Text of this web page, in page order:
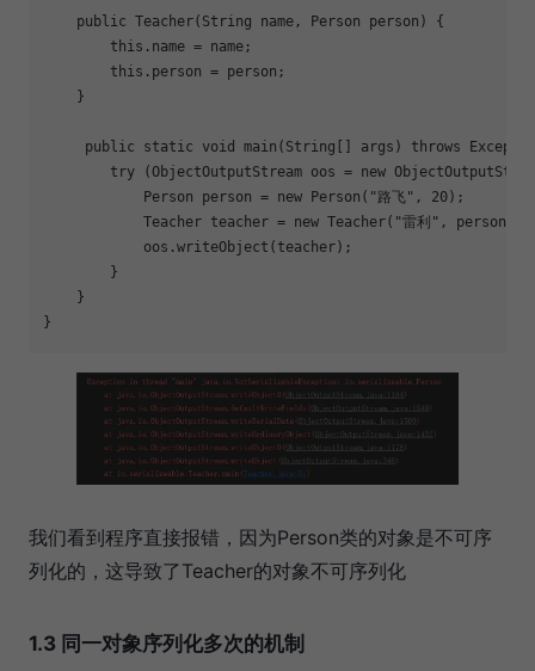
public Teacher(String name, Person person)
{
this .name = name;
this .person = person;
}
public static void main (String[] args) throws
try (ObjectOutputStream oos = new
Person person = new Person( "路飞" , 20);
Teacher teacher = new Teacher( "雷利" , person);
oos.writeObject(teacher);
}
}
}
我们看到程序直接报错，因为Person类的对象是不可序
列化的，这导致了Teacher的对象不可序列化
1.3 同一对象序列化多次的机制